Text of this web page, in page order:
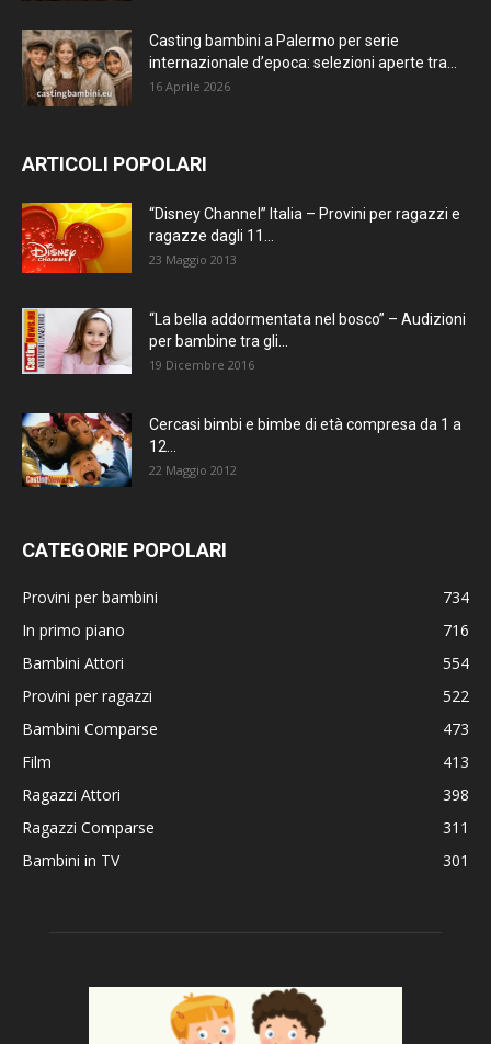
Casting bambini a Palermo per serie
internazionale d’epoca: selezioni aperte tra...
16 Aprile 2026
ARTICOLI POPOLARI
“Disney Channel” Italia – Provini per ragazzi e
ragazze dagli 11...
23 Maggio 2013
“La bella addormentata nel bosco” – Audizioni
per bambine tra gli...
19 Dicembre 2016
Cercasi bimbi e bimbe di età compresa da 1 a
12...
22 Maggio 2012
CATEGORIE POPOLARI
Provini per bambini
734
In primo piano
716
Bambini Attori
554
Provini per ragazzi
522
Bambini Comparse
473
Film
413
Ragazzi Attori
398
Ragazzi Comparse
311
Bambini in TV
301